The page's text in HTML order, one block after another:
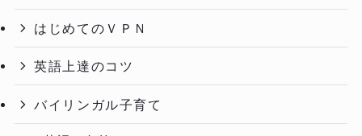
はじめてのＶＰＮ
英語上達のコツ
バイリンガル子育て